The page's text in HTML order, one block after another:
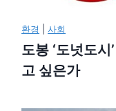
환경 |사회
도봉 ‘도넛도
고 싶은가